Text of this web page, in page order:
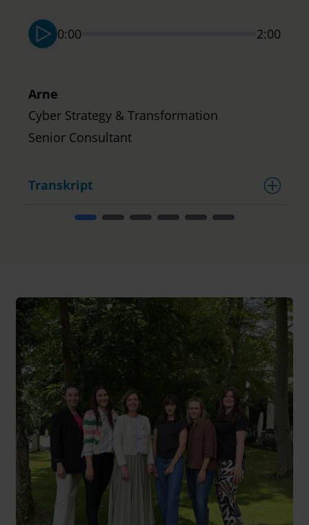
0:00 2:00
Arne
Cyber Strategy & Transformation
Senior Consultant
Transkript